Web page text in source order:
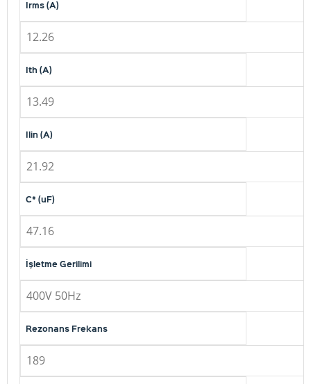
Irms (A)
12.26
Ith (A)
13.49
Ilin (A)
21.92
C* (uF)
47.16
İşletme Gerilimi
400V 50Hz
Rezonans Frekans
189